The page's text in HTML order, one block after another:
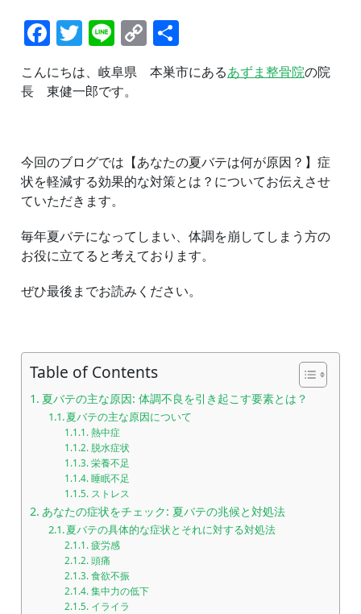
す
る
対
策
と
Facebook
Twitter
LineCopy
Link
有
こんにちは、岐阜県 本巣市にあるあずま整骨院の院
長 東健一郎です。
今回のブログでは【あなたの夏バテは何が原因？】症
状を軽減する効果的な対策とは？についてお伝えさせ
ていただきます。
毎年夏バテになってしまい、体調を崩してしまう方の
お役に立てると考えております。
ぜひ最後までお読みください。
Table of Contents
夏バテの主な原因: 体調不良を引き起こす要素とは？
夏バテの主な原因について
熱中症
脱水症状
栄養不足
睡眠不足
ストレス
あなたの症状をチェック: 夏バテの兆候と対処法
夏バテの具体的な症状とそれに対する対処法
疲労感
頭痛
食欲不振
集中力の低下
イライラ